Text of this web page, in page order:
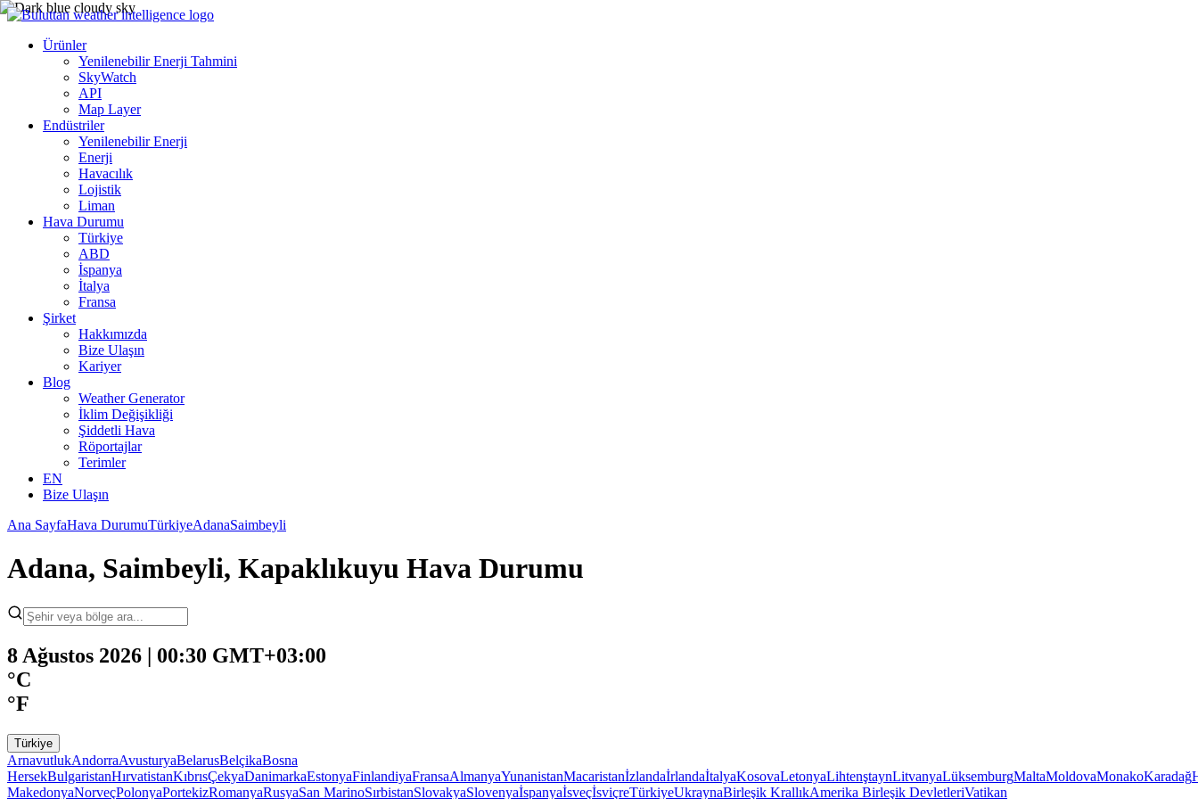
Ürünler
Yenilenebilir Enerji Tahmini
SkyWatch
API
Map Layer
Endüstriler
Yenilenebilir Enerji
Enerji
Havacılık
Lojistik
Liman
Hava Durumu
Türkiye
ABD
İspanya
İtalya
Fransa
Şirket
Hakkımızda
Bize Ulaşın
Kariyer
Blog
Weather Generator
İklim Değişikliği
Şiddetli Hava
Röportajlar
Terimler
EN
Bize Ulaşın
Ana SayfaHava DurumuTürkiyeAdanaSaimbeyli
Adana, Saimbeyli, Kapaklıkuyu Hava Durumu
8 Ağustos 2026 | 00:30 GMT+03:00
°C
°F
Türkiye
ArnavutlukAndorraAvusturyaBelarusBelçikaBosna
HersekBulgaristanHırvatistanKıbrısÇekyaDanimarkaEstonyaFinlandiyaFransaAlmanyaYunanistanMacaristanİzlandaİrlandaİtalyaKosovaLetonyaLihtenştaynLitvanyaLüksemburgMaltaMoldovaMonakoKaradağ
MakedonyaNorveçPolonyaPortekizRomanyaRusyaSan MarinoSırbistanSlovakyaSlovenyaİspanyaİsveçİsviçreTürkiyeUkraynaBirleşik KrallıkAmerika Birleşik DevletleriVatikan